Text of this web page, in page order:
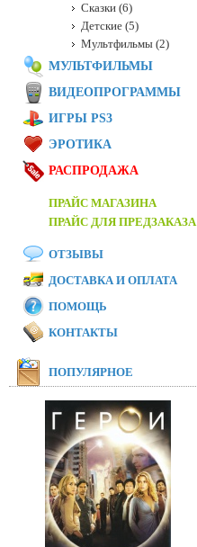
Сказки (6)
Детские (5)
Мультфильмы (2)
МУЛЬТФИЛЬМЫ
ВИДЕОПРОГРАММЫ
ИГРЫ PS3
ЭРОТИКА
РАСПРОДАЖА
ПРАЙС МАГАЗИНА
ПРАЙС ДЛЯ ПРЕДЗАКАЗА
ОТЗЫВЫ
ДОСТАВКА И ОПЛАТА
ПОМОЩЬ
КОНТАКТЫ
ПОПУЛЯРНОЕ